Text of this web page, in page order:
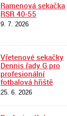
Ramenová sekačka
RSR 40-55
9. 7. 2026
Vřetenové sekačky
Dennis řady G pro
profesionální
fotbalová hřiště
25. 6. 2026